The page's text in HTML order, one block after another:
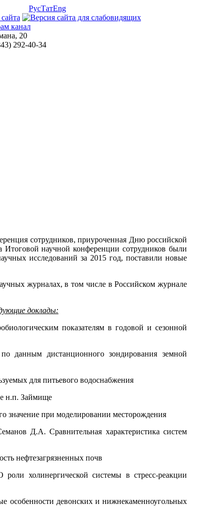
РусТатEng
20
292-40-34
сотрудников, приуроченная Дню российской
Итоговой научной конференции сотрудников были
исследований за 2015 год, поставили новые
журналах, в том числе в Российском журнале
доклады:
показателям в годовой и сезонной
данным дистанционного зондирования земной
для питьевого водоснабжения
н.п. Займище
при моделировании месторождения
Д.А. Сравнительная характеристика систем
нефтезагрязненных почв
холинергической системы в стресс-реакции
девонских и нижнекаменноугольных